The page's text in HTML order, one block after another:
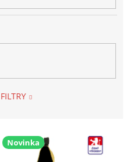
Novinka